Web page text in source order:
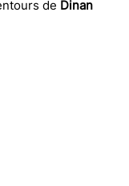
de Dinan